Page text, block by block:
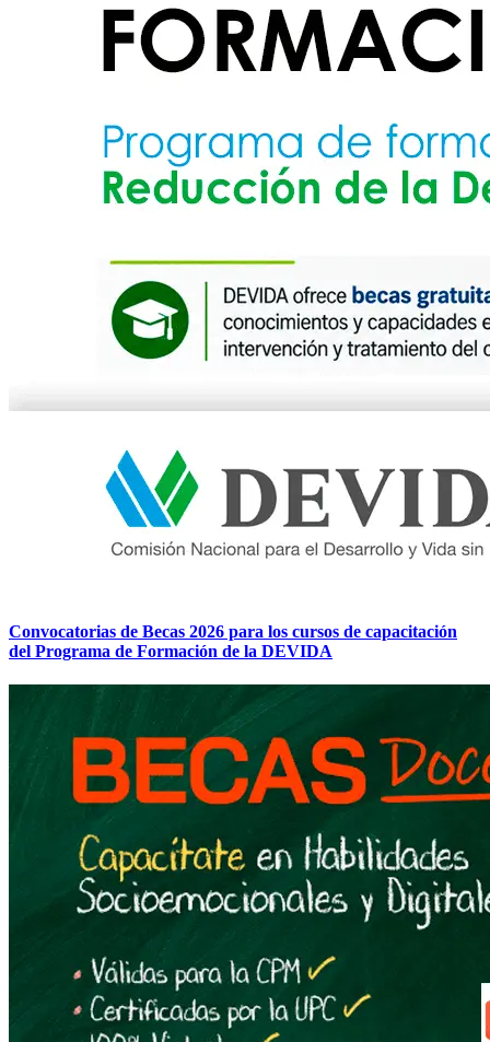
Convocatorias de Becas 2026 para los cursos de capacitación
del Programa de Formación de la DEVIDA